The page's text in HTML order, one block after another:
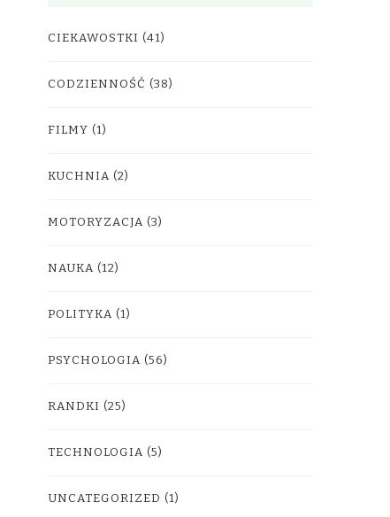
CIEKAWOSTKI (41)
CODZIENNOŚĆ (38)
FILMY (1)
KUCHNIA (2)
MOTORYZACJA (3)
NAUKA (12)
POLITYKA (1)
PSYCHOLOGIA (56)
RANDKI (25)
TECHNOLOGIA (5)
UNCATEGORIZED (1)